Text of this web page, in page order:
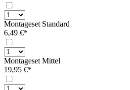
Montageset Standard
6,49 €*
Montageset Mittel
19,95 €*